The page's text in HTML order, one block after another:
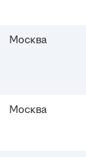
Москва
Москва